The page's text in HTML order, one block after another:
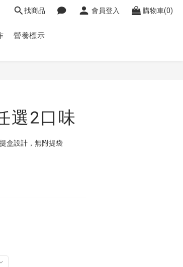
找商品 會員登入 購物車(0)
營養標示
選2口味
盒設計，無附提袋